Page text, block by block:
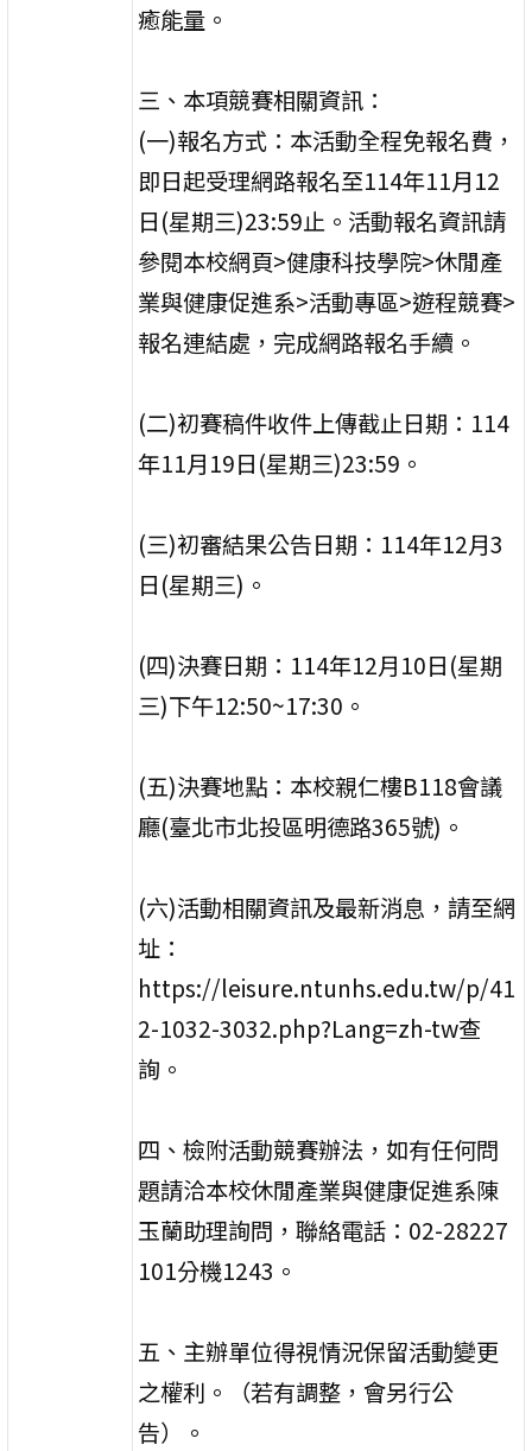
癒能量。
三、本項競賽相關資訊：
(一)報名方式：本活動全程免報名費，
即日起受理網路報名至114年11月12
日(星期三)23:59止。活動報名資訊請
參閱本校網頁>健康科技學院>休閒產
業與健康促進系>活動專區>遊程競賽>
報名連結處，完成網路報名手續。
(二)初賽稿件收件上傳截止日期：114
年11月19日(星期三)23:59。
(三)初審結果公告日期：114年12月3
日(星期三)。
(四)決賽日期：114年12月10日(星期
三)下午12:50~17:30。
(五)決賽地點：本校親仁樓B118會議
廳(臺北市北投區明德路365號)。
(六)活動相關資訊及最新消息，請至網
址：
https://leisure.ntunhs.edu.tw/p/41
2-1032-3032.php?Lang=zh-tw查
詢。
四、檢附活動競賽辦法，如有任何問
題請洽本校休閒產業與健康促進系陳
玉蘭助理詢問，聯絡電話：02-28227
101分機1243。
五、主辦單位得視情況保留活動變更
之權利。（若有調整，會另行公
告）。